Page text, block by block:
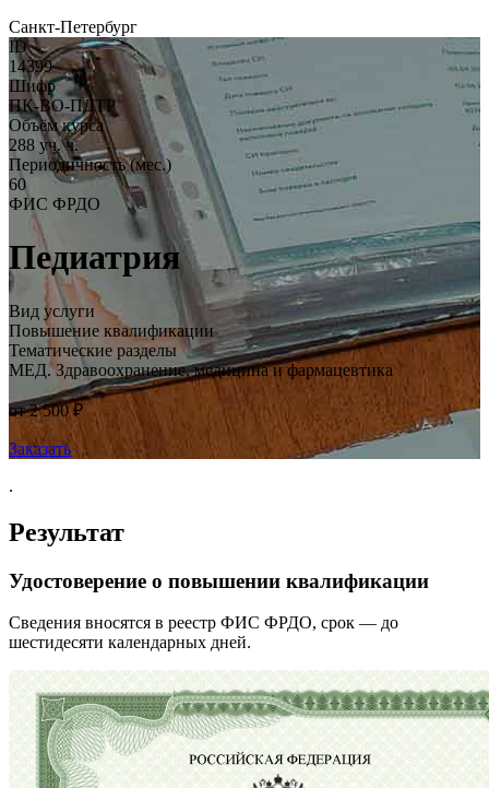
Санкт-Петербург
ID
14399
Шифр
ПК-ВО-ПДТР
Объём курса
288 уч. ч.
Периодичность (мес.)
60
ФИС ФРДО
Педиатрия
Вид услуги
Повышение квалификации
Тематические разделы
МЕД. Здравоохранение, медицина и фармацевтика
от 2 500 ₽
Заказать
.
Результат
Удостоверение о повышении квалификации
Сведения вносятся в реестр ФИС ФРДО, срок — до
шестидесяти календарных дней.